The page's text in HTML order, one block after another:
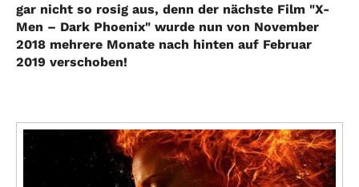
gar nicht so rosig aus, denn der nächste Film "X-
Men – Dark Phoenix" wurde nun von November
2018 mehrere Monate nach hinten auf Februar
2019 verschoben!